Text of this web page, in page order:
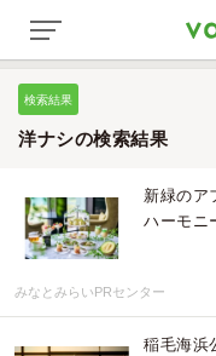
検索結果
洋ナシの検索結果
新緑のア
ハーモニ
みなとみらいPRセンター
稲毛海浜